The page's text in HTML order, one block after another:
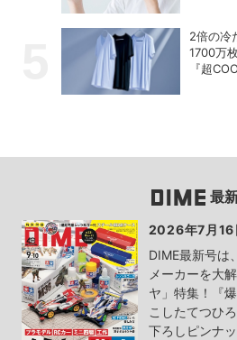
2倍の冷
1700万
『超
最
2026年7月16
DIME最新号は
メーカーを大
ヤ」特集！『
こしたてつひ
下ろしピンナ